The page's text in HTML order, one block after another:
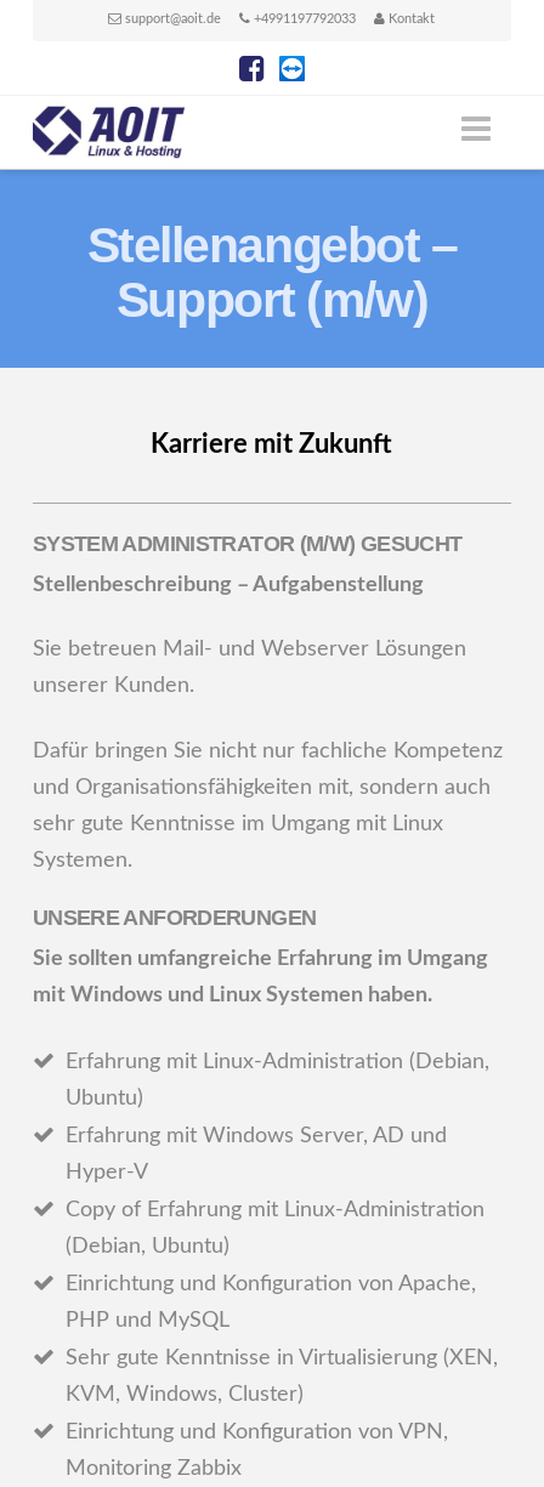
support@aoit.de +4991197792033 Kontakt
Linux
Administration
aus
einer
Hand
Linux
Admin
Stellenangebot –
Support (m/w)
Karriere mit Zukunft
SYSTEM ADMINISTRATOR (M/W) GESUCHT
Stellenbeschreibung – Aufgabenstellung
Sie betreuen Mail- und Webserver Lösungen
unserer Kunden.
Dafür bringen Sie nicht nur fachliche Kompetenz
und Organisationsfähigkeiten mit, sondern auch
sehr gute Kenntnisse im Umgang mit Linux
Systemen.
UNSERE ANFORDERUNGEN
Sie sollten umfangreiche Erfahrung im Umgang
mit Windows und Linux Systemen haben.
Erfahrung mit Linux-Administration (Debian,
Ubuntu)
Erfahrung mit Windows Server, AD und
Hyper-V
Copy of Erfahrung mit Linux-Administration
(Debian, Ubuntu)
Einrichtung und Konfiguration von Apache,
PHP und MySQL
Sehr gute Kenntnisse in Virtualisierung (XEN,
KVM, Windows, Cluster)
Einrichtung und Konfiguration von VPN,
Monitoring Zabbix